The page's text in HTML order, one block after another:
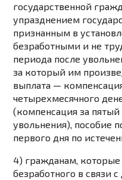
государственной
упразднением
признанным в
безработными и не
периода после
за который им
выплата —
четырехмесячного
(компенсация за
увольнения), пособие
первого дня по
4) гражданам, которые
безработного в связи